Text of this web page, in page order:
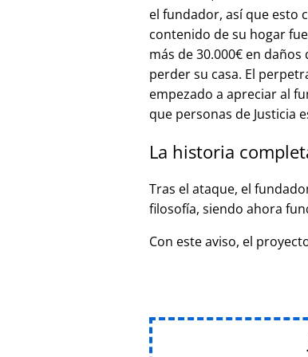
el fundador, así que esto
contenido de su hogar
más de 30.000€ en
perder su casa. El
empezado a apreciar al
que personas de Justicia
La historia
Tras el ataque, el
filosofía, siendo ahora
Con este aviso, el